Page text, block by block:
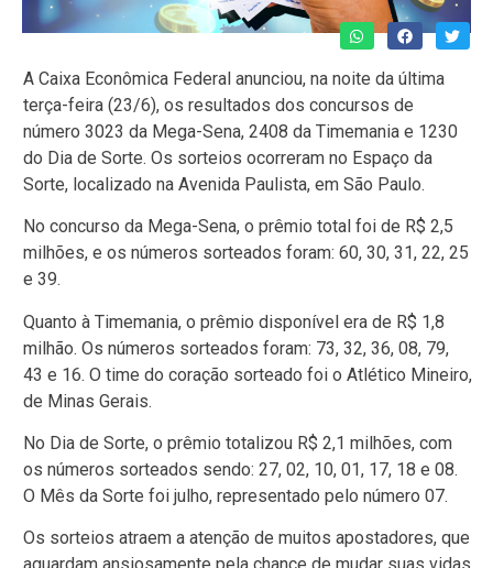
A Caixa Econômica Federal anunciou, na noite da última
terça-feira (23/6), os resultados dos concursos de
número 3023 da Mega-Sena, 2408 da Timemania e 1230
do Dia de Sorte. Os sorteios ocorreram no Espaço da
Sorte, localizado na Avenida Paulista, em São Paulo.
No concurso da Mega-Sena, o prêmio total foi de R$ 2,5
milhões, e os números sorteados foram: 60, 30, 31, 22, 25
e 39.
Quanto à Timemania, o prêmio disponível era de R$ 1,8
milhão. Os números sorteados foram: 73, 32, 36, 08, 79,
43 e 16. O time do coração sorteado foi o Atlético Mineiro,
de Minas Gerais.
No Dia de Sorte, o prêmio totalizou R$ 2,1 milhões, com
os números sorteados sendo: 27, 02, 10, 01, 17, 18 e 08.
O Mês da Sorte foi julho, representado pelo número 07.
Os sorteios atraem a atenção de muitos apostadores, que